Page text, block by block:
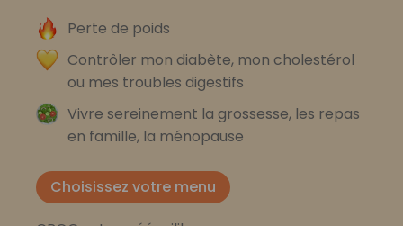
Perte de poids
Contrôler mon diabète, mon cholestérol
ou mes troubles digestifs
Vivre sereinement la grossesse, les repas
en famille, la ménopause
Choisissez votre menu